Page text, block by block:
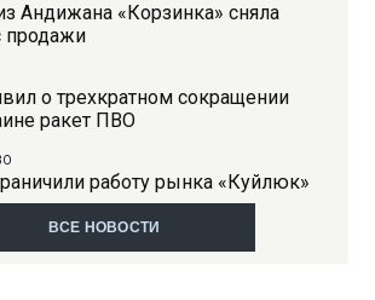
Андижана «Корзинка» сняла
продажи
о трехкратном сокращении
ракет ПВО
работу рынка «Куйлюк»
ВСЕ НОВОСТИ